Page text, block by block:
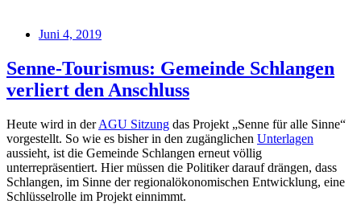
Juni 4, 2019
Senne-Tourismus: Gemeinde Schlangen
verliert den Anschluss
Heute wird in derAGU Sitzung das Projekt „Senne für alle Sinne“
vorgestellt. So wie es bisher in den zugänglichen Unterlagen
aussieht, ist die Gemeinde Schlangen erneut völlig
unterrepräsentiert. Hier müssen die Politiker darauf drängen, dass
Schlangen, im Sinne der regionalökonomischen Entwicklung, eine
Schlüsselrolle im Projekt einnimmt.